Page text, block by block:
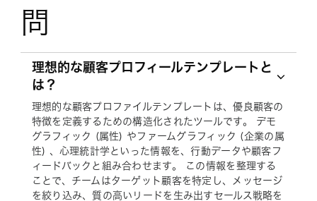
問
理想的な顧客プロフィールテンプレートと
は？
理想的な顧客プロファイルテンプレートは、優良顧客の
特徴を定義するための構造化されたツールです。 デモ
グラフィック (属性) やファームグラフィック (企業の属
性) 、心理統計学といった情報を、行動データや顧客フ
ィードバックと組み合わせます。 この情報を整理する
ことで、チームはターゲット顧客を特定し、メッセージ
を絞り込み、質の高いリードを生み出すセールス戦略を